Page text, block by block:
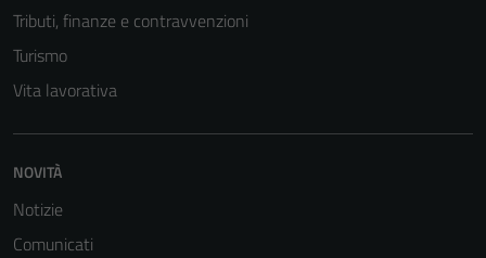
Tributi, finanze e contravvenzioni
Turismo
Vita lavorativa
NOVITÀ
Notizie
Comunicati